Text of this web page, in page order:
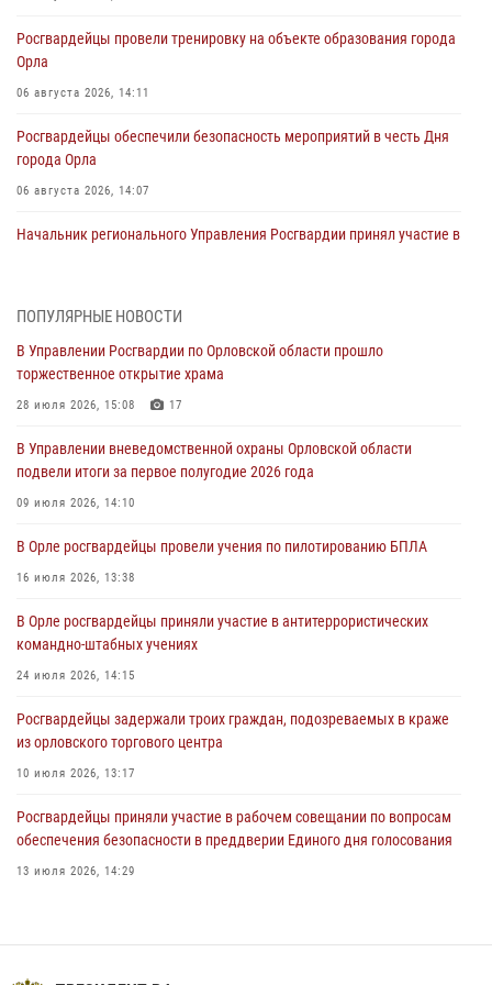
Росгвардейцы провели тренировку на объекте образования города
Орла
06 августа 2026, 14:11
Росгвардейцы обеспечили безопасность мероприятий в честь Дня
города Орла
06 августа 2026, 14:07
Начальник регионального Управления Росгвардии принял участие в
первое полугодие
05 августа 2026, 13:12
совершении противоправных действий
04 августа 2026, 14:21
04 августа 2026, 14:06
предоставлении госуслуг
03 августа 2026, 14:30
ПОПУЛЯРНЫЕ НОВОСТИ
В Управлении Росгвардии по Орловской области прошло
торжественное открытие храма
28 июля 2026, 15:08 17
В Управлении вневедомственной охраны Орловской области
подвели итоги за первое полугодие 2026 года
09 июля 2026, 14:10
В Орле росгвардейцы провели учения по пилотированию БПЛА
16 июля 2026, 13:38
В Орле росгвардейцы приняли участие в антитеррористических
командно-штабных учениях
24 июля 2026, 14:15
Росгвардейцы задержали троих граждан, подозреваемых в краже
из орловского торгового центра
10 июля 2026, 13:17
Росгвардейцы приняли участие в рабочем совещании по вопросам
обеспечения безопасности в преддверии Единого дня голосования
13 июля 2026, 14:29